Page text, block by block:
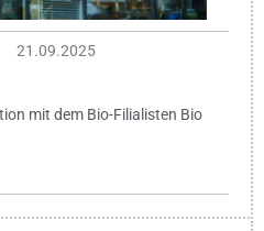
21.09.2025
mit dem Bio-Filialisten Bio